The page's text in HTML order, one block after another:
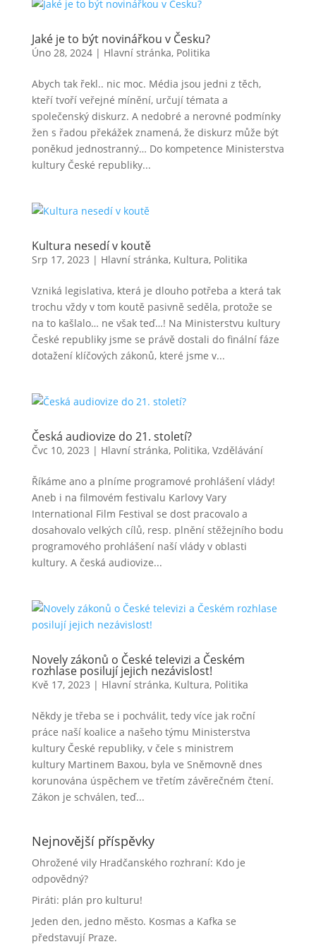
Jaké je to být novinářkou v Česku?
Úno 28, 2024| Hlavní stránka, Politika
Abych tak řekl.. nic moc. Média jsou jedni z těch,
kteří tvoří veřejné mínění, určují témata a
společenský diskurz. A nedobré a nerovné podmínky
žen s řadou překážek znamená, že diskurz může být
poněkud jednostranný… Do kompetence Ministerstva
kultury České republiky...
Kultura nesedí v koutě
Srp 17, 2023 | Hlavní stránka, Kultura, Politika
Vzniká legislativa, která je dlouho potřeba a která tak
trochu vždy v tom koutě pasivně seděla, protože se
na to kašlalo… ne však teď…! Na Ministerstvu kultury
České republiky jsme se právě dostali do finální fáze
dotažení klíčových zákonů, které jsme v...
Česká audiovize do 21. století?
Čvc 10, 2023 | Hlavní stránka, Politika, Vzdělávání
Říkáme ano a plníme programové prohlášení vlády!
Aneb i na filmovém festivalu Karlovy Vary
International Film Festival se dost pracovalo a
dosahovalo velkých cílů, resp. plnění stěžejního bodu
programového prohlášení naší vlády v oblasti
kultury. A česká audiovize...
Novely zákonů o České televizi a Českém
rozhlase posilují jejich nezávislost!
Kvě 17, 2023 | Hlavní stránka, Kultura, Politika
Někdy je třeba se i pochválit, tedy více jak roční
práce naší koalice a našeho týmu Ministerstva
kultury České republiky, v čele s ministrem
kultury Martinem Baxou, byla ve Sněmovně dnes
korunována úspěchem ve třetím závěrečném čtení.
Zákon je schválen, teď...
Nejnovější příspěvky
Ohrožené vily Hradčanského rozhraní: Kdo je
odpovědný?
Piráti: plán pro kulturu!
Jeden den, jedno město. Kosmas a Kafka se
představují Praze.